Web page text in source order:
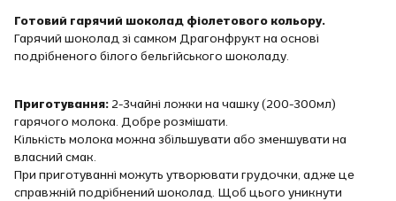
Готовий гарячий шоколад фіолетового кольору.
Гарячий шоколад зі самком Драгонфрукт на основі
подрібненого білого бельгійського шоколаду.
Приготування: 2-3чайні ложки на чашку (200-300мл)
гарячого молока. Добре розмішати.
Кількість молока можна збільшувати або зменшувати на
власний смак.
При приготуванні можуть утворювати грудочки, адже це
справжній подрібнений шоколад. Щоб цього уникнути